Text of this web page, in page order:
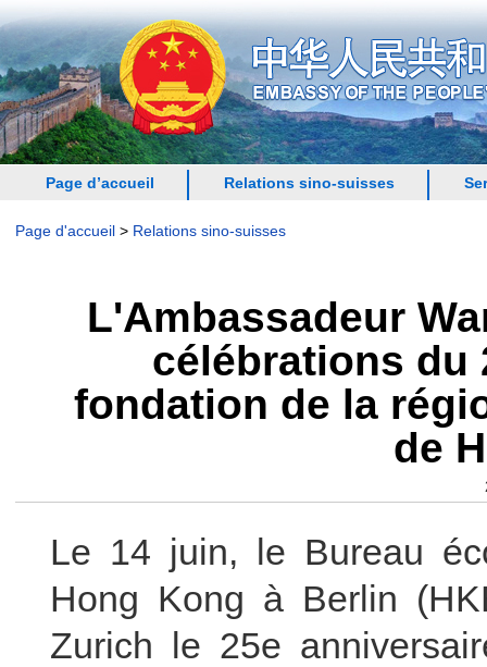
Page d’accueil Relations sino-suisses
Page d'accueil > Relations sino-suisses
L'Ambassadeur
célébrations du
fondation de la
de
Le 14 juin, le Bureau
Hong Kong à Berlin
Zurich le 25e